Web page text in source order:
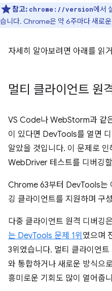
참고: chrome://version에서
습니다. Chrome은 약 6주마다 새로
자세히 알아보려면 아래를 읽
멀티 클라이언트 원
VS Code나 WebStorm과 같
이 있다면 DevTools를 열면
알았을 것입니다. 이 문제로
WebDriver 테스트를 디버깅
Chrome 63부터 DevTools는
깅 클라이언트를 지원하며 구
다중 클라이언트 원격 디버깅은
는 DevTools 문제 1위 였으며
3위였습니다. 멀티 클라이언
와 통합하거나 새로운 방식으
흥미로운 기회도 많이 열어줍